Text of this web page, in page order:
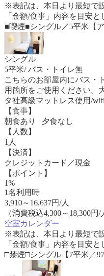
※表記は、本日より最短で
「金額/食事」内容を目安と
■喫煙■シングル／5平米【
シングル
5平米/ バス・トイレ無
こちらのお部屋内にバス・
用箇所をご使用ください。
タ社高級マットレス使用/
【食事】
朝食あり 夕食なし
【人数】
1人
【決済】
クレジットカード／現金
【ポイント】
1%
1名利用時
3,910～ 16,637円/人
（消費税込4,300～18,300円/
空室カレンダー
※表記は、本日より最短で
「金額/食事」内容を目安と
□禁煙□シングル【7平米／